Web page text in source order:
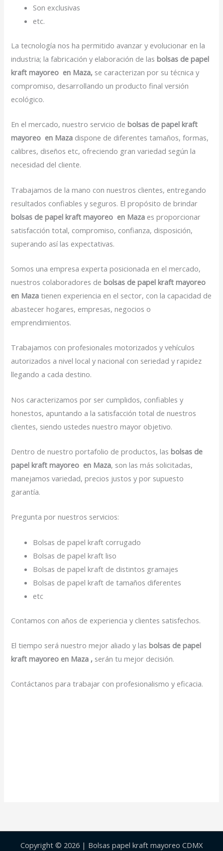
Son exclusivas
etc.
La tecnología nos ha permitido avanzar y evolucionar en la
industria; la fabricación y elaboración de lasbolsas de papel
kraft mayoreo en Maza, se caracterizan por su técnica y
compromiso, desarrollando un producto final versión
ecológico.
En el mercado, nuestro servicio debolsas de papel kraft
mayoreo en Maza dispone de diferentes tamaños, formas,
calibres, diseños etc, ofreciendo gran variedad según la
necesidad del cliente.
Trabajamos de la mano con nuestros clientes, entregando
resultados confiables y seguros. El propósito de brindar
bolsas de papel kraft mayoreo en Maza es proporcionar
satisfacción total, compromiso, confianza, disposición,
superando así las expectativas.
Somos una empresa experta posicionada en el mercado,
nuestros colaboradores debolsas de papel kraft mayoreo
en Mazatienen experiencia en el sector, con la capacidad de
abastecer hogares, empresas, negocios o
emprendimientos.
Trabajamos con profesionales motorizados y vehículos
autorizados a nivel local y nacional con seriedad y rapidez
llegando a cada destino.
Nos caracterizamos por ser cumplidos, confiables y
honestos, apuntando a la satisfacción total de nuestros
clientes, siendo ustedes nuestro mayor objetivo.
Dentro de nuestro portafolio de productos, lasbolsas de
papel kraft mayoreo en Maza, son las más solicitadas,
manejamos variedad, precios justos y por supuesto
garantía.
Pregunta por nuestros servicios:
Bolsas de papel kraft corrugado
Bolsas de papel kraft liso
Bolsas de papel kraft de distintos gramajes
Bolsas de papel kraft de tamaños diferentes
etc
Contamos con años de experiencia y clientes satisfechos.
El tiempo será nuestro mejor aliado y lasbolsas de papel
kraft mayoreo en Maza , serán tu mejor decisión.
Contáctanos para trabajar con profesionalismo y eficacia.
Copyright © 2026 | Bolsas papel kraft mayoreo CDMX